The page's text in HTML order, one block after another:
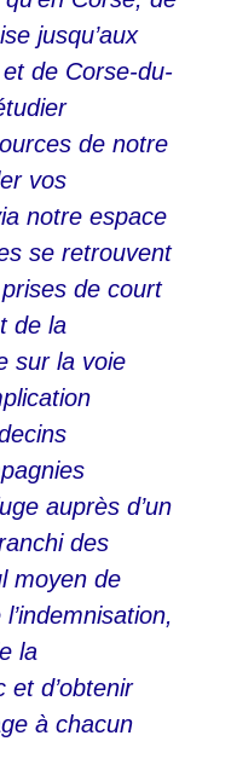
jusqu’aux
de Corse-du-
de notre
vos
notre espace
se retrouvent
de court
de la
sur la voie
auprès d’un
des
moyen de
la
et d’obtenir
à chacun